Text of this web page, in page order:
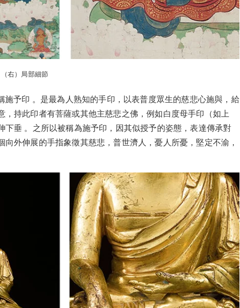
右）局部細節
施予印 。是最為人熟知的手印，以表普度眾生的慈悲心施與，給
，持此印者有菩薩或其他主慈悲之佛，例如白度母手印（如上
下垂 。之所以被稱為施予印，因其似授予的姿態，表達傳承對
外伸展的手指象徵其慈悲，普世濟人，憂人所憂，堅定不渝，